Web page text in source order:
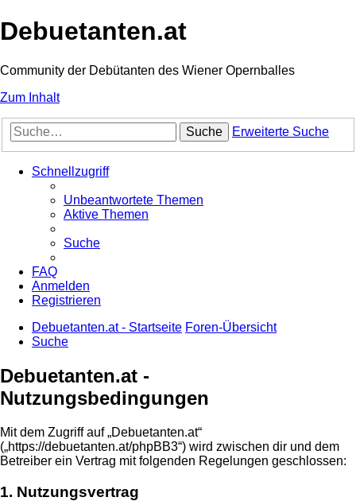
Debuetanten.at
Community der Debütanten des Wiener Opernballes
Zum Inhalt
Suche Erweiterte Suche
Schnellzugriff
Unbeantwortete Themen
Aktive Themen
Suche
FAQ
Anmelden
Registrieren
Debuetanten.at - Startseite Foren-Übersicht
Suche
Debuetanten.at -
Nutzungsbedingungen
Mit dem Zugriff auf „Debuetanten.at“
(„https://debuetanten.at/phpBB3“) wird zwischen dir und dem
Betreiber ein Vertrag mit folgenden Regelungen geschlossen:
1. Nutzungsvertrag